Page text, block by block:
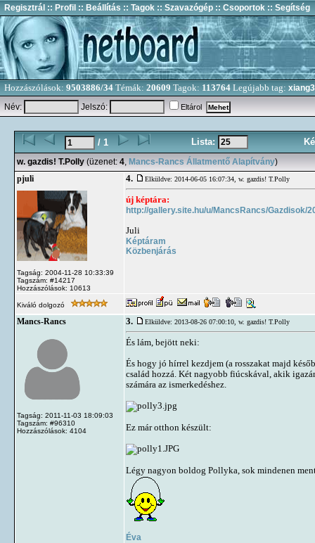
Regisztrál :: Profil :: Beállítás :: Tagok :: Szavazógép :: Csoportok :: Segítség
Hozzászólások: 9503886/34 Témák: 20609 Tagok: 113764 Legújabb tag:
Név:
Jelszó: Eltárol
/ 1 Lista:
w. gazdis! T.Polly (üzenet: 4, Mancs-Rancs Állatmentő Alapítvány)
pjuli
Tagság: 2004-11-28 10:33:39
Tagszám: #14217
Hozzászólások: 10613
4. Elküldve: 2014-06-05 16:07:34, w. gazdis! T.Polly
új képtára:
http://gallery.site.hu/u/MancsRancs/Gazdisok/
Juli
Képtáram
Közbenjárás
Kiváló dolgozó
Mancs-Rancs
Tagság: 2011-11-03 18:09:03
Tagszám: #96310
Hozzászólások: 4104
3. Elküldve: 2013-08-26 07:00:10, w. gazdis! T.Polly
És lám, bejött neki:
És hogy jó hírrel kezdjem (a rosszakat majd
család hozzá. Két nagyobb fiúcskával, akik
számára az ismerkedéshez.
Ez már otthon készült:
Légy nagyon boldog Pollyka, sok mindenen
Éva